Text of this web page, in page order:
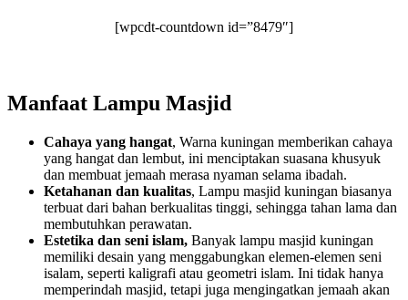
[wpcdt-countdown id=”8479″]
Manfaat Lampu Masjid
Cahaya yang hangat, Warna kuningan memberikan cahaya
yang hangat dan lembut, ini menciptakan suasana khusyuk
dan membuat jemaah merasa nyaman selama ibadah.
Ketahanan dan kualitas, Lampu masjid kuningan biasanya
terbuat dari bahan berkualitas tinggi, sehingga tahan lama dan
membutuhkan perawatan.
Estetika dan seni islam, Banyak lampu masjid kuningan
memiliki desain yang menggabungkan elemen-elemen seni
isalam, seperti kaligrafi atau geometri islam. Ini tidak hanya
memperindah masjid, tetapi juga mengingatkan jemaah akan